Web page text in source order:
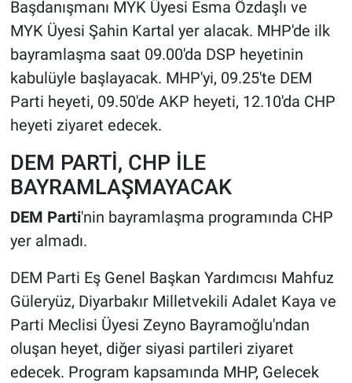
Başdanışmanı MYK Üyesi Esma Özdaşlı ve
MYK Üyesi Şahin Kartal yer alacak. MHP'de ilk
bayramlaşma saat 09.00'da DSP heyetinin
kabulüyle başlayacak. MHP'yi, 09.25'te DEM
Parti heyeti, 09.50'de AKP heyeti, 12.10'da CHP
heyeti ziyaret edecek.
DEM PARTİ, CHP İLE
BAYRAMLAŞMAYACAK
DEM Parti'nin bayramlaşma programında CHP
yer almadı.
DEM Parti Eş Genel Başkan Yardımcısı Mahfuz
Güleryüz, Diyarbakır Milletvekili Adalet Kaya ve
Parti Meclisi Üyesi Zeyno Bayramoğlu'ndan
oluşan heyet, diğer siyasi partileri ziyaret
edecek. Program kapsamında MHP, Gelecek